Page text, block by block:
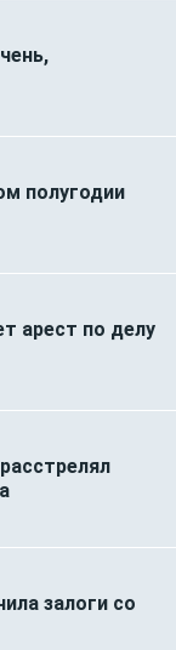
полугодии
арест по делу
залоги со